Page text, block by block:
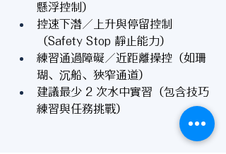
懸浮控制）
控速下潛／上升與停留控制
（Safety Stop 靜止能力）
練習通過障礙／近距離操控（如珊
瑚、沉船、狹窄通道）
建議最少 2 次水中實習（包含技巧
練習與任務挑戰）